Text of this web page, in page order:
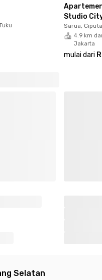
Studio
Sarua,
4.9 km
Jakarta
mulai dari
Selatan